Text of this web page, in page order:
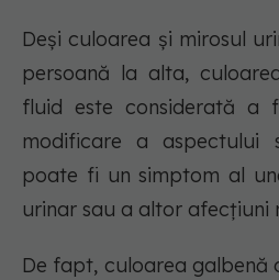
Deși culoarea și mirosul
persoană la alta,
fluid este considerată a
modificare a aspectului
poate fi un simptom al
urinar sau a altor afecțiuni
De fapt, culoarea galbenă